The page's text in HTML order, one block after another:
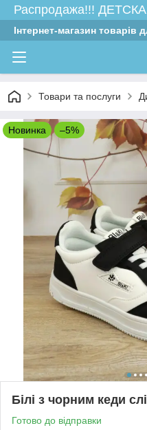
Распродажа!!!
Інтернет-магазин товарів
Товари та послуги
Новинка –5%
Білі з чорним кеди
Готово до відправки